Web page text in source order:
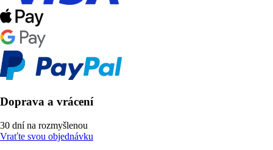
Doprava a vrácení
30 dní na rozmyšlenou
Vraťte svou objednávku